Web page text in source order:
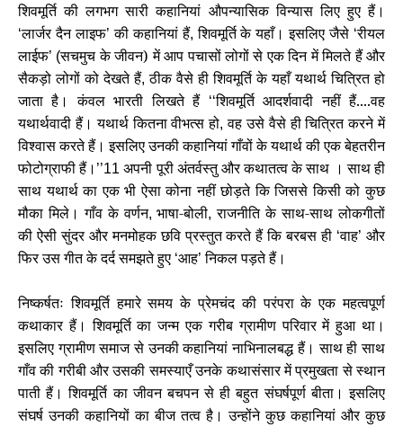
शिवमूर्ति की लगभग सारी कहानियां औपन्यासिक विन्यास लिए हुए हैं।
‘लार्जर दैन लाइफ’की कहानियां हैं,शिवमूर्ति के यहाँ। इसलिए जैसे ‘रीयल
लाईफ’ (सचमुच के जीवन) में आप पचासों लोगों से एक दिन में मिलते हैं और
सैकड़ो लोगों को देखते हैं,ठीक वैसे ही शिवमूर्ति के यहाँ यथार्थ चित्रित हो
जाता है। कंवल भारती लिखते हैं ‘‘शिवमूर्ति आदर्शवादी नहीं हैं....वह
यथार्थवादी हैं। यथार्थ कितना वीभत्स हो,वह उसे वैसे ही चित्रित करने में
विश्वास करते हैं। इसलिए उनकी कहानियां गाँवों के यथार्थ की एक बेहतरीन
फोटोग्राफी हैं। ’’11 अपनी पूरी अंतर्वस्तु और कथातत्व के साथ । साथ ही
साथ यथार्थ का एक भी ऐसा कोना नहीं छोड़ते कि जिससे किसी को कुछ
मौका मिले। गाँव के वर्णन,भाषा-बोली,राजनीति के साथ-साथ लोकगीतों
की ऐसी सुंदर और मनमोहक छवि प्रस्तुत करते हैं कि बरबस ही ‘वाह’और
फिर उस गीत के दर्द समझते हुए ‘आह’निकल पड़ते हैं।
निष्कर्षतः शिवमूर्ति हमारे समय के प्रेमचंद की परंपरा के एक महत्वपूर्ण
कथाकार हैं। शिवमूर्ति का जन्म एक गरीब ग्रामीण परिवार में हुआ था।
इसलिए ग्रामीण समाज से उनकी कहानियां नाभिनालबद्ध हैं। साथ ही साथ
गाँव की गरीबी और उसकी समस्याएँ उनके कथासंसार में प्रमुखता से स्थान
पाती हैं। शिवमूर्ति का जीवन बचपन से ही बहुत संघर्षपूर्ण बीता। इसलिए
संघर्ष उनकी कहानियों का बीज तत्व है। उन्होंने कुछ कहानियां और कुछ